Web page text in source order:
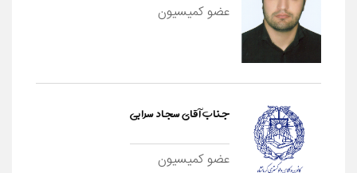
عضو کمیسیون
جناب آقای سجاد سرابی
عضو کمیسیون